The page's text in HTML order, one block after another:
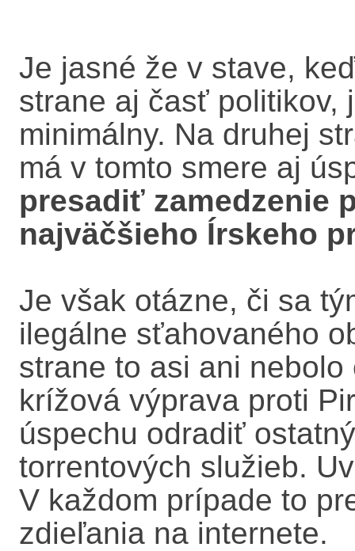
Je jasné že v stave,
strane aj časť politikov,
minimálny. Na druhej
má v tomto smere aj
presadiť zamedzenie
najväčšieho Írskeho
Je však otázne, či sa
ilegálne sťahovaného
strane to asi ani
krížová výprava proti
úspechu odradiť
torrentových služieb.
V každom prípade to
zdieľania na internete.